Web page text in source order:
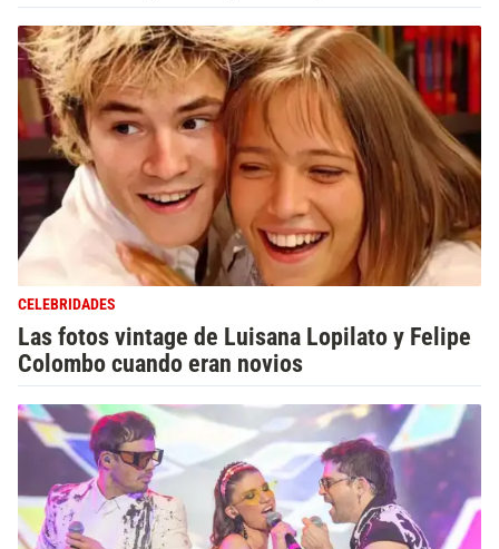
CELEBRIDADES
Las fotos vintage de Luisana Lopilato y Felipe
Colombo cuando eran novios